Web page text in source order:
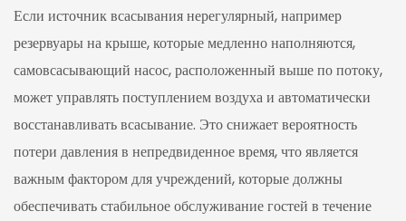
Если источник всасывания нерегулярный, например
резервуары на крыше, которые медленно наполняются,
самовсасывающий насос, расположенный выше по потоку,
может управлять поступлением воздуха и автоматически
восстанавливать всасывание. Это снижает вероятность
потери давления в непредвиденное время, что является
важным фактором для учреждений, которые должны
обеспечивать стабильное обслуживание гостей в течение